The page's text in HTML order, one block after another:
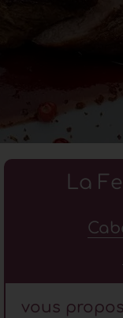
La
vous